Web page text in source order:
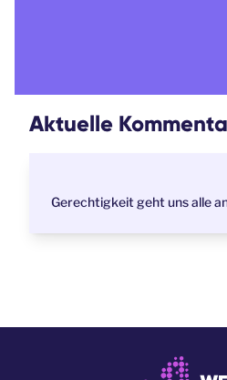
Aktuelle
Gerechtigkeit geht uns alle